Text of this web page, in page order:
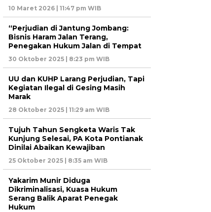
10 Maret 2026 | 11:47 pm WIB
“Perjudian di Jantung Jombang:
Bisnis Haram Jalan Terang,
Penegakan Hukum Jalan di Tempat
30 Oktober 2025 | 8:23 pm WIB
UU dan KUHP Larang Perjudian, Tapi
Kegiatan Ilegal di Gesing Masih
Marak
28 Oktober 2025 | 11:29 am WIB
Tujuh Tahun Sengketa Waris Tak
Kunjung Selesai, PA Kota Pontianak
Dinilai Abaikan Kewajiban
25 Oktober 2025 | 8:35 am WIB
Yakarim Munir Diduga
Dikriminalisasi, Kuasa Hukum
Serang Balik Aparat Penegak
Hukum